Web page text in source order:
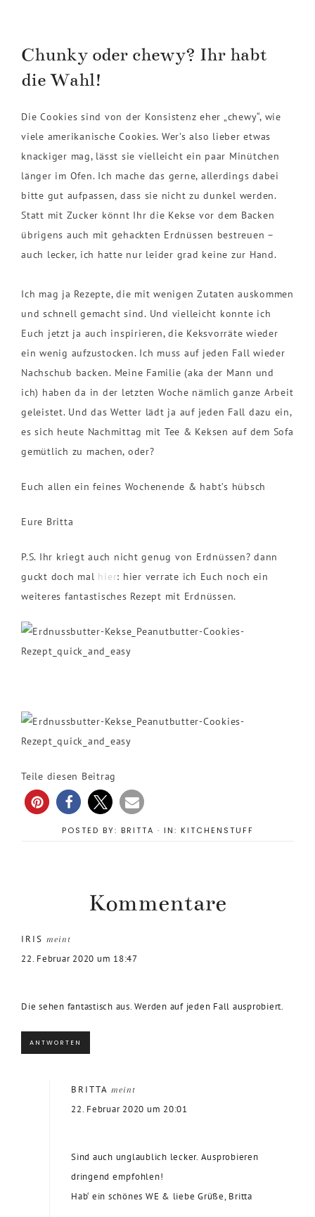
Chunky oder chewy? Ihr habt
die Wahl!
Die Cookies sind von der Konsistenz eher „chewy“, wie
viele amerikanische Cookies. Wer’s also lieber etwas
knackiger mag, lässt sie vielleicht ein paar Minütchen
länger im Ofen. Ich mache das gerne, allerdings dabei
bitte gut aufpassen, dass sie nicht zu dunkel werden.
Statt mit Zucker könnt Ihr die Kekse vor dem Backen
übrigens auch mit gehackten Erdnüssen bestreuen –
auch lecker, ich hatte nur leider grad keine zur Hand.
Ich mag ja Rezepte, die mit wenigen Zutaten auskommen
und schnell gemacht sind. Und vielleicht konnte ich
Euch jetzt ja auch inspirieren, die Keksvorräte wieder
ein wenig aufzustocken. Ich muss auf jeden Fall wieder
Nachschub backen. Meine Familie (aka der Mann und
ich) haben da in der letzten Woche nämlich ganze Arbeit
geleistet. Und das Wetter lädt ja auf jeden Fall dazu ein,
es sich heute Nachmittag mit Tee & Keksen auf dem Sofa
gemütlich zu machen, oder?
Euch allen ein feines Wochenende & habt’s hübsch
Eure Britta
P.S. Ihr kriegt auch nicht genug von Erdnüssen? dann
guckt doch mal hier: hier verrate ich Euch noch ein
weiteres fantastisches Rezept mit Erdnüssen.
Teile diesen Beitrag
POSTED BY: BRITTA · IN: KITCHENSTUFF
Kommentare
IRIS meint
22. Februar 2020 um 18:47
Die sehen fantastisch aus. Werden auf jeden Fall ausprobiert.
ANTWORTEN
BRITTA meint
22. Februar 2020 um 20:01
Sind auch unglaublich lecker. Ausprobieren
dringend empfohlen!
Hab‘ ein schönes WE & liebe Grüße, Britta